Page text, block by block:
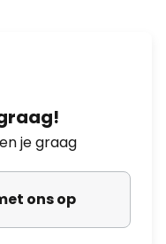
je graag
ons op